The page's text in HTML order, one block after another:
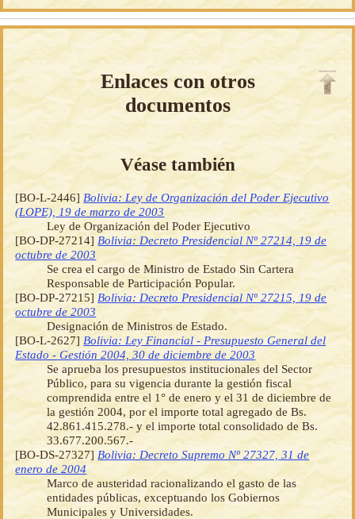
Enlaces con otros
documentos
Véase también
[BO-L-2446] Bolivia: Ley de Organización del Poder Ejecutivo
(LOPE), 19 de marzo de 2003
Ley de Organización del Poder Ejecutivo
[BO-DP-27214] Bolivia: Decreto Presidencial Nº 27214, 19 de
octubre de 2003
Se crea el cargo de Ministro de Estado Sin Cartera
Responsable de Participación Popular.
[BO-DP-27215] Bolivia: Decreto Presidencial Nº 27215, 19 de
octubre de 2003
Designación de Ministros de Estado.
[BO-L-2627] Bolivia: Ley Financial - Presupuesto General del
Estado - Gestión 2004, 30 de diciembre de 2003
Se aprueba los presupuestos institucionales del Sector
Público, para su vigencia durante la gestión fiscal
comprendida entre el 1° de enero y el 31 de diciembre de
la gestión 2004, por el importe total agregado de Bs.
42.861.415.278.- y el importe total consolidado de Bs.
33.677.200.567.-
[BO-DS-27327] Bolivia: Decreto Supremo Nº 27327, 31 de
enero de 2004
Marco de austeridad racionalizando el gasto de las
entidades públicas, exceptuando los Gobiernos
Municipales y Universidades.